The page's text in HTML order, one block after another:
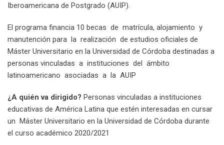
Iberoamericana de Postgrado (AUIP).
El programa financia 10 becas de matrícula, alojamiento y
manutención para la realización de estudios oficiales de
Máster Universitario en la Universidad de Córdoba destinadas a
personas vinculadas a instituciones del ámbito
latinoamericano asociadas a la AUIP
¿A quién va dirigido? Personas vinculadas a instituciones
educativas de América Latina que estén interesadas en cursar
un Máster Universitario en la Universidad de Córdoba durante
el curso académico 2020/2021